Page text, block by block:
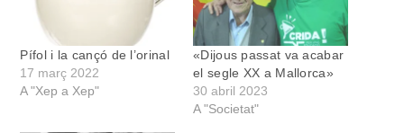
Pífol i la cançó de l’orinal
17 març 2022
A "Xep a Xep"
«Dijous passat va acabar
el segle XX a Mallorca»
30 abril 2023
A "Societat"